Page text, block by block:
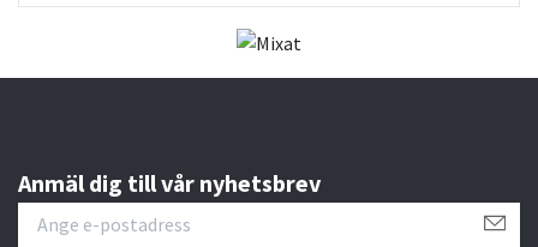
Anmäl dig till vår nyhetsbrev